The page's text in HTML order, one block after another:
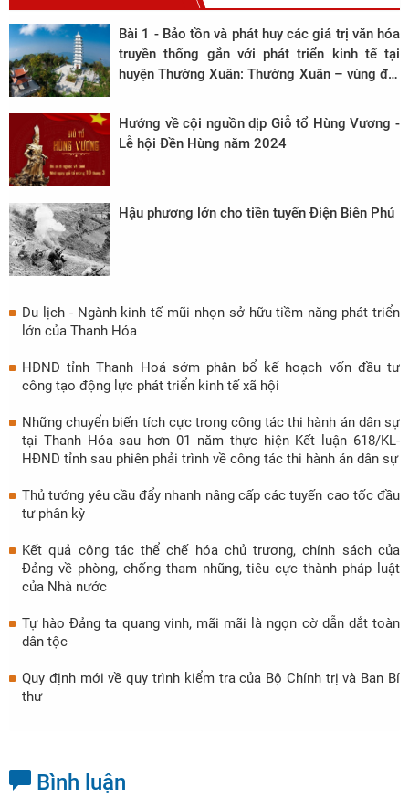
Bài 1 - Bảo tồn và phát huy các giá trị văn hóa
truyền thống gắn với phát triển kinh tế tại
huyện Thường Xuân: Thường Xuân – vùng đất
năm
Hướng về cội nguồn dịp Giỗ tổ Hùng Vương -
Lễ hội Đền Hùng năm 2024
Hậu phương lớn cho tiền tuyến Điện Biên Phủ
Du lịch - Ngành kinh tế mũi nhọn sở hữu tiềm năng phát triển
lớn của Thanh Hóa
HĐND tỉnh Thanh Hoá sớm phân bổ kế hoạch vốn đầu tư
công tạo động lực phát triển kinh tế xã hội
Những chuyển biến tích cực trong công tác thi hành án dân sự
tại Thanh Hóa sau hơn 01 năm thực hiện Kết luận 618/KL-
HĐND tỉnh sau phiên phải trình về công tác thi hành án dân sự
Thủ tướng yêu cầu đẩy nhanh nâng cấp các tuyến cao tốc đầu
tư phân kỳ
Kết quả công tác thể chế hóa chủ trương, chính sách của
Đảng về phòng, chống tham nhũng, tiêu cực thành pháp luật
của Nhà nước
Tự hào Đảng ta quang vinh, mãi mãi là ngọn cờ dẫn dắt toàn
dân tộc
Quy định mới về quy trình kiểm tra của Bộ Chính trị và Ban Bí
thư
Bình luận